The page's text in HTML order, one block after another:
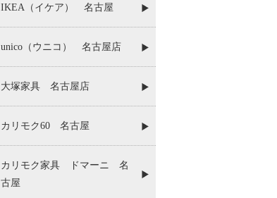
IKEA（イケア） 名古屋
unico（ウニコ） 名古屋店
大塚家具 名古屋店
カリモク60 名古屋
カリモク家具 ドマーニ 名
古屋